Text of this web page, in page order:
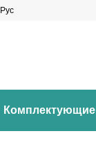
Рус
Комплектующие